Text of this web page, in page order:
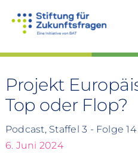
Inhalt
Projekt
Top oder Flop?
Podcast, Staffel 3 - Folge 14
6. Juni 2024